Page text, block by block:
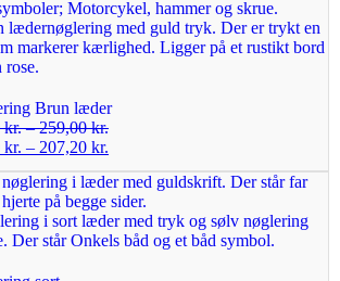
Brun læder
kr.–259,00kr.
kr. – 207,20 kr.